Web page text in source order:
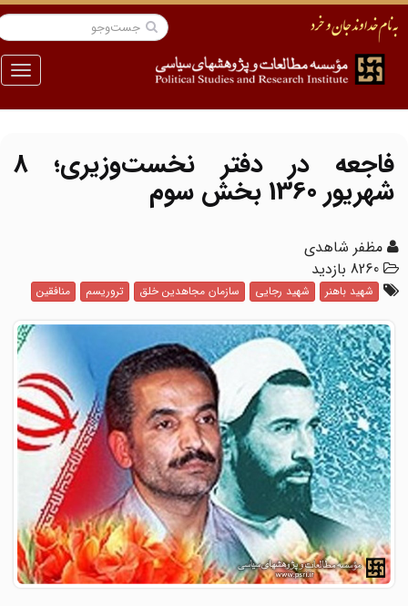
منو
فاجعه در دفتر نخست‌وزیری؛ 8
شهریور 1360 بخش سوم
مظفر شاهدی
8260 بازدید
شهید باهنر شهید رجایی سازمان مجاهدین خلق تروریسم منافقین